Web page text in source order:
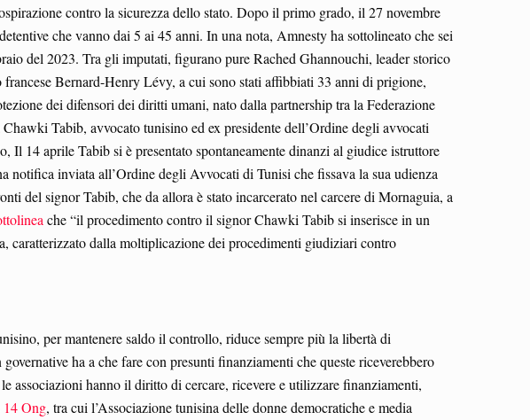
contro la sicurezza dello stato. Dopo il primo grado, il 27 novembre
che vanno dai 5 ai 45 anni. In una nota, Amnesty ha sottolineato che sei
del 2023. Tra gli imputati, figurano pure Rached Ghannouchi, leader storico
Bernard-Henry Lévy, a cui sono stati affibbiati 33 anni di prigione,
dei difensori dei diritti umani, nato dalla partnership tra la Federazione
Tabib, avvocato tunisino ed ex presidente dell’Ordine degli avvocati
14 aprile Tabib si è presentato spontaneamente dinanzi al giudice istruttore
inviata all’Ordine degli Avvocati di Tunisi che fissava la sua udienza
del signor Tabib, che da allora è stato incarcerato nel carcere di Mornaguia, a
che “il procedimento contro il signor Chawki Tabib si inserisce in un
caratterizzato dalla moltiplicazione dei procedimenti giudiziari contro
per mantenere saldo il controllo, riduce sempre più la libertà di
ha a che fare con presunti finanziamenti che queste riceverebbero
associazioni hanno il diritto di cercare, ricevere e utilizzare finanziamenti,
14 Ong, tra cui l’Associazione tunisina delle donne democratiche e media